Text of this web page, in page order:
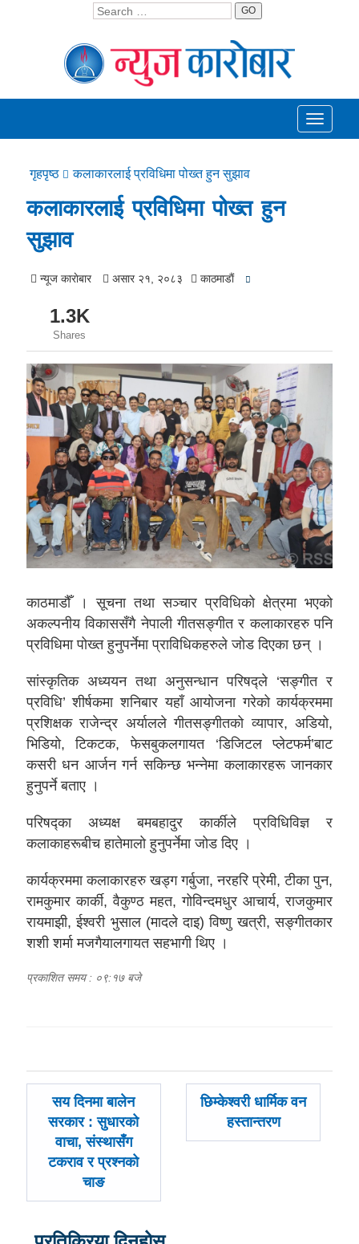
GO
Toggle
गृहपृष्ठ कलाकारलाई प्रविधिमा पोख्त हुन सुझाव
कलाकारलाई प्रविधिमा पोख्त हुन
सुझाव
न्यूज काराेबार असार २१, २०८३ काठमाडाैं
1.3K
Shares
काठमाडौँ । सूचना तथा सञ्चार प्रविधिको क्षेत्रमा भएको
अकल्पनीय विकाससँगै नेपाली गीतसङ्गीत र कलाकारहरु पनि
प्रविधिमा पोख्त हुनुपर्नेमा प्राविधिकहरुले जोड दिएका छन् ।
सांस्कृतिक अध्ययन तथा अनुसन्धान परिषद्ले ‘सङ्गीत र
प्रविधि’ शीर्षकमा शनिबार यहाँ आयोजना गरेको कार्यक्रममा
प्रशिक्षक राजेन्द्र अर्यालले गीतसङ्गीतको व्यापार, अडियो,
भिडियो, टिकटक, फेसबुकलगायत ‘डिजिटल प्लेटफर्म’बाट
कसरी धन आर्जन गर्न सकिन्छ भन्नेमा कलाकारहरू जानकार
हुनुपर्ने बताए ।
परिषद्का अध्यक्ष बमबहादुर कार्कीले प्रविधिविज्ञ र
कलाकाहरूबीच हातेमालो हुनुपर्नेमा जोड दिए ।
कार्यक्रममा कलाकारहरु खड्ग गर्बुजा, नरहरि प्रेमी, टीका पुन,
रामकुमार कार्की, वैकुण्ठ महत, गोविन्दमधुर आचार्य, राजकुमार
रायमाझी, ईश्वरी भुसाल (मादले दाइ) विष्णु खत्री, सङ्गीतकार
शशी शर्मा मजगैयालगायत सहभागी थिए ।
प्रकाशित समय : ०९:१७ बजे
पछिल्लाे
-
सय दिनमा बालेन
सरकार : सुधारको
वाचा, संस्थासँग
टकराव र प्रश्नको
चाङ
अघिल्लाे
छिम्केश्वरी धार्मिक वन
हस्तान्तरण